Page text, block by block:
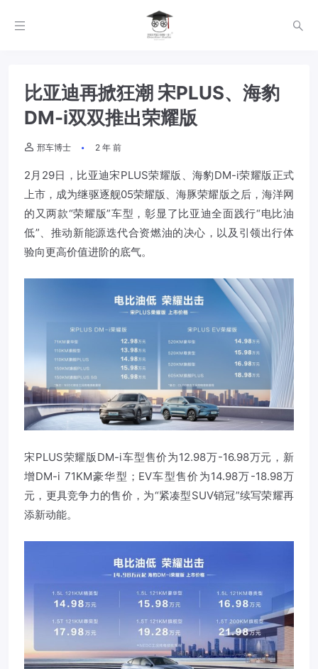
比亚迪再掀狂潮 宋PLUS、海豹
DM-i双双推出荣耀版
邢车博士 2 年 前
2月29日，比亚迪宋PLUS荣耀版、海豹DM-i荣耀版正式
上市，成为继驱逐舰05荣耀版、海豚荣耀版之后，海洋网
的又两款“荣耀版”车型，彰显了比亚迪全面践行“电比油
低”、推动新能源迭代合资燃油的决心，以及引领出行体
验向更高价值进阶的底气。
宋PLUS荣耀版DM-i车型售价为12.98万-16.98万元，新
增DM-i 71KM豪华型；EV车型售价为14.98万-18.98万
元，更具竞争力的售价，为“紧凑型SUV销冠”续写荣耀再
添新动能。